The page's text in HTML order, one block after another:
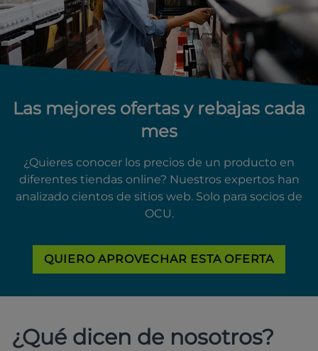
Las mejores ofertas y rebajas cada
mes
¿Quieres conocer los precios de un producto en
diferentes tiendas online? Nuestros expertos han
analizado cientos de sitios web. Solo para socios de
OCU.
QUIERO APROVECHAR ESTA OFERTA
¿Qué dicen de nosotros?